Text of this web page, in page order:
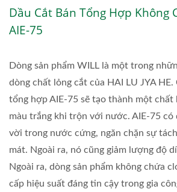
Dầu Cắt Bán Tổng Hợp Không
AIE-75
Dòng sản phẩm WILL là một trong
dòng chất lỏng cắt của HAI LU JYA
tổng hợp AIE-75 sẽ tạo thành một chất
màu trắng khi trộn với nước. AIE-75
vời trong nước cứng, ngăn chặn sự
mát. Ngoài ra, nó cũng giảm lượng độ
Ngoài ra, dòng sản phẩm không chứa
cấp hiệu suất đáng tin cậy trong gia